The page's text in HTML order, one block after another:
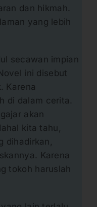
dan hikmah.
yang lebih
secawan impian
ini disebut
Karena
di dalam cerita.
akan
kita tahu,
dihadirkan,
Karena
tokoh haruslah